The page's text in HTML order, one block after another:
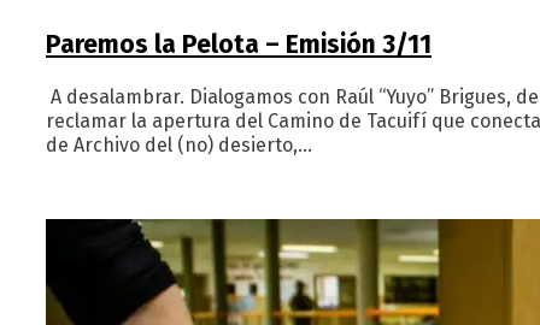
Paremos la Pelota – Emisión 3/11
A desalambrar. Dialogamos con Raúl “Yuyo”
reclamar la apertura del Camino de Tacuifí que
de Archivo del (no) desierto,…